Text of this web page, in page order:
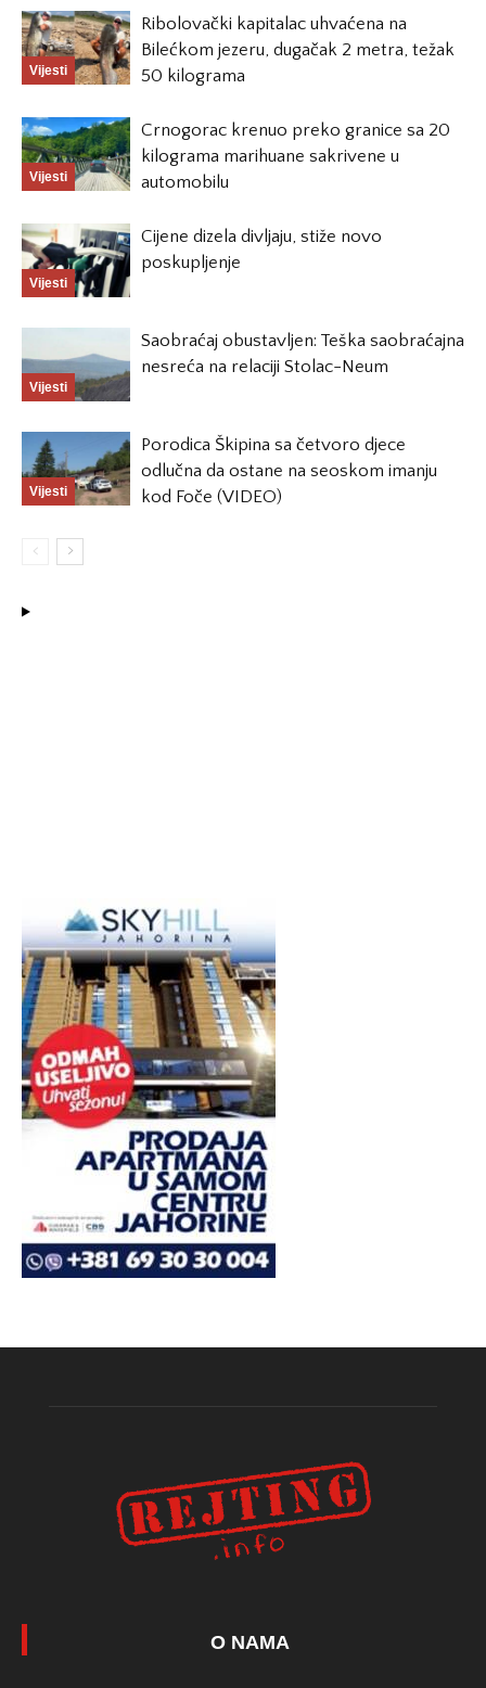
Vijesti
Ribolovački kapitalac uhvaćena na
Bilećkom jezeru, dugačak 2 metra, težak
50 kilograma
Vijesti
Crnogorac krenuo preko granice sa 20
kilograma marihuane sakrivene u
automobilu
Vijesti
Cijene dizela divljaju, stiže novo
poskupljenje
Vijesti
Saobraćaj obustavljen: Teška saobraćajna
nesreća na relaciji Stolac-Neum
Vijesti
Porodica Škipina sa četvoro djece
odlučna da ostane na seoskom imanju
kod Foče (VIDEO)
O NAMA